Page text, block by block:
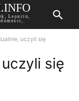
Leoncin,
uczyli się
się